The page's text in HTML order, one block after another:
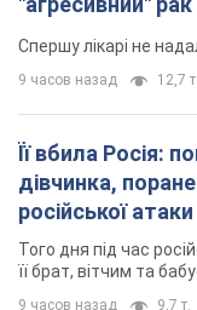
Чому в СРСР
халати
сенс
9 часов назад 4,4 т.